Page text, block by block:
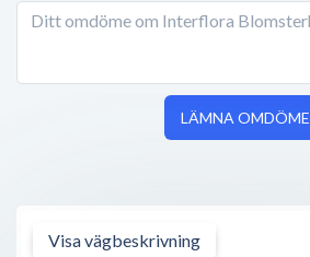
LÄMNA OMDÖME
Visa vägbeskrivning